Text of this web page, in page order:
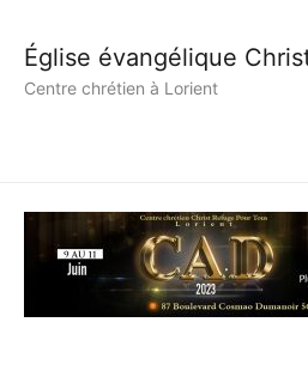
Église évangélique
Centre chrétien à Lorient